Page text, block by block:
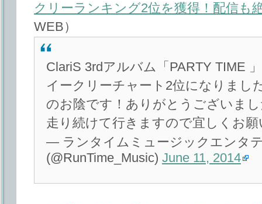
クリーランキング2位を獲得！配信も
WEB）
ClariS 3rdアルバム「PARTY TIME
イークリーチャート2位になりまし
のお陰です！ありがとうございま
走り続けて行きますので宜しくお
— ランタイムミュージックエンタ
(@RunTime_Music) June 11, 2014